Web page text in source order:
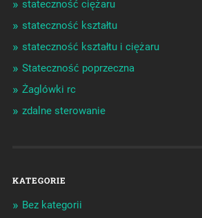
stateczność ciężaru
stateczność kształtu
stateczność kształtu i ciężaru
Stateczność poprzeczna
Żaglówki rc
zdalne sterowanie
KATEGORIE
Bez kategorii